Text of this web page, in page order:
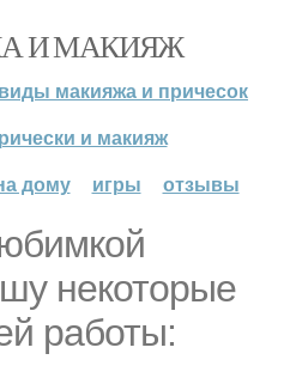
И МАКИЯЖ
виды макияжа и причесок
и макияж
дому
игры отзывы
некоторые
работы: